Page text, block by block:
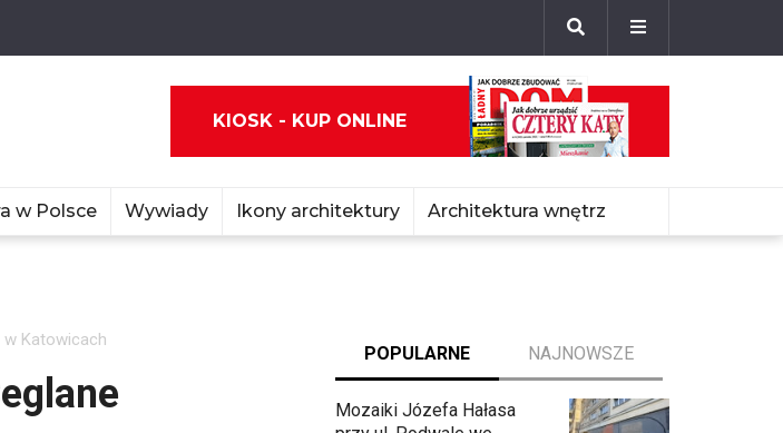
KIOSK - KUP ONLINE
w Polsce Wywiady Ikony architektury Architektura wnętrz
w Katowicach
POPULARNE NAJNOWSZE
Mozaiki Józefa Hałasa